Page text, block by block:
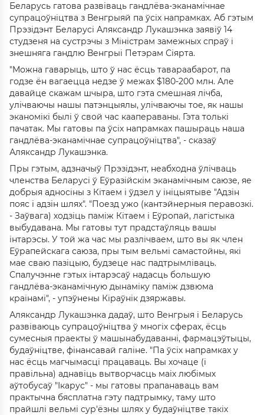
Беларусь гатова развіваць гандлёва-эканамічнае
супрацоўніцтва з Венгрыяй па ўсіх напрамках. Аб гэтым
Прэзідэнт Беларусі Аляксандр Лукашэнка заявіў 14
студзеня на сустрэчы з Міністрам замежных спраў і
знешняга гандлю Венгрыі Петэрам Сіярта.
"Можна гаварыць, што ў нас ёсць тавараабарот, па
годзе ён вагаецца недзе ў межах $180-200 млн. Але
давайце скажам шчыра, што гэта смешная лічба,
улічваючы нашы патэнцыялы, улічваючы тое, як нашы
эканомікі былі ў свой час каапераваны. Гэта толькі
пачатак. Мы гатовы па ўсіх напрамках пашыраць наша
гандлёва-эканамічнае супрацоўніцтва", - сказаў
Аляксандр Лукашэнка.
Пры гэтым, адзначыў Прэзідэнт, неабходна ўлічваць
членства Беларусі ў Еўразійскім эканамічным саюзе, яе
добрыя адносіны з Кітаем і ўдзел у ініцыятыве "Адзін
пояс і адзін шлях". "Поезд ужо (кантэйнерныя перавозкі.
- Заўвага) ходзіць паміж Кітаем і Еўропай, лагістыка
выбудавана. Мы гатовы тут прадстаўляць вашы
інтарэсы. У той жа час мы разлічваем, што вы як член
Еўрапейскага саюза, пры тым вельмі самастойны, які
мае сваю пазіцыю, будзеце нас падтрымліваць.
Спалучэнне гэтых інтарэсаў надасць большую
гандлёва-эканамічную дынаміку паміж дзвюма
краінамі", - упэўнены Кіраўнік дзяржавы.
Аляксандр Лукашэнка дадаў, што Венгрыя і Беларусь
развіваюць супрацоўніцтва ў многіх сферах, ёсць
сумесныя праекты ў машынабудаванні, фармацэўтыцы,
будаўніцтве, фінансавай галіне. "Па ўсіх напрамках у
нас ёсць магчымасці працаваць. Вы хочаце (і
правільна) аднавіць вытворчасць маіх любімых
аўтобусаў "Ікарус" - мы гатовы прапанаваць вам
практычна бясплатна гэту падтрымку, таму што
прайшлі вельмі сур'ёзны шлях у будаўніцтве такіх